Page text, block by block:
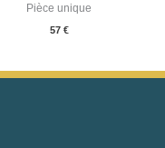
Pièce unique
57 €